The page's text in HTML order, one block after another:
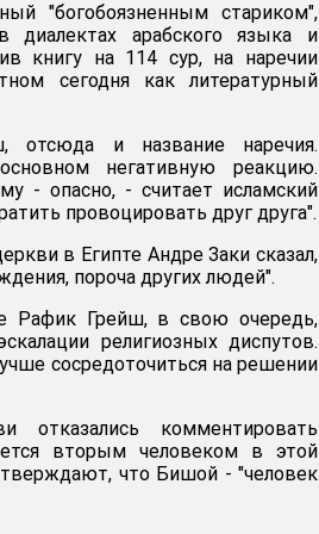
"богобоязненным стариком",
диалектах арабского языка и
книгу на 114 сур, на наречии
сегодня как литературный
отсюда и название наречия.
негативную реакцию.
- опасно, - считает исламский
провоцировать друг друга".
в Египте Андре Заки сказал,
пороча других людей".
Рафик Грейш, в свою очередь,
религиозных диспутов.
сосредоточиться на решении
комментировать
вторым человеком в этой
что Бишой - "человек